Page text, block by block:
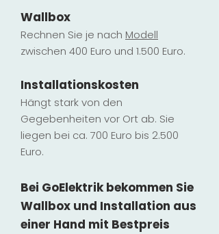
Wallbox
Rechnen Sie je nach Modell
zwischen 400 Euro und 1.500 Euro.
Installationskosten
Hängt stark von den
Gegebenheiten vor Ort ab. Sie
liegen bei ca. 700 Euro bis 2.500
Euro.
Bei GoElektrik bekommen Sie
Wallbox und Installation aus
einer Hand mit Bestpreis